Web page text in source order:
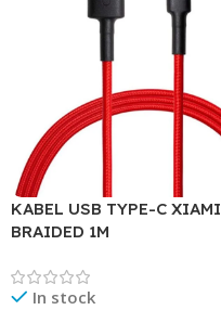
KABEL USB TYPE-C XIAMI
BRAIDED 1M
In stock